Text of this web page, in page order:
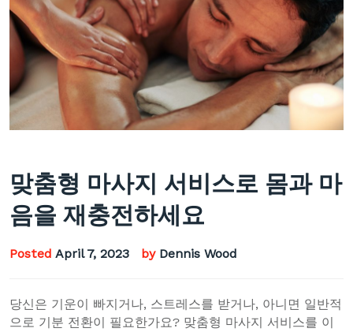
맞춤형 마사지 서비스로 몸과 마
음을 재충전하세요
Posted April 7, 2023 by Dennis Wood
당신은 기운이 빠지거나, 스트레스를 받거나, 아니면 일반적
으로 기분 전환이 필요한가요? 맞춤형 마사지 서비스를 이